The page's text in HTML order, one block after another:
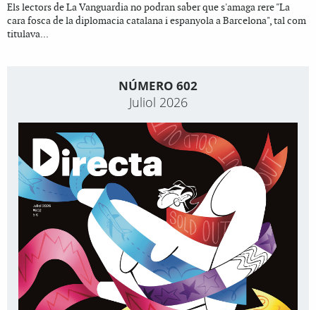
Els lectors de La Vanguardia no podran saber que s'amaga rere "La
cara fosca de la diplomacia catalana i espanyola a Barcelona", tal com
titulava...
NÚMERO 602
Juliol 2026